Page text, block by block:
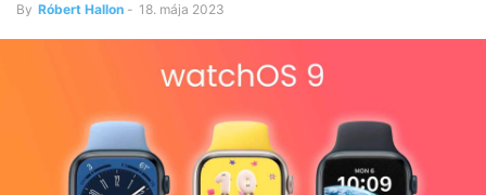
By Róbert Hallon - 18. mája 2023